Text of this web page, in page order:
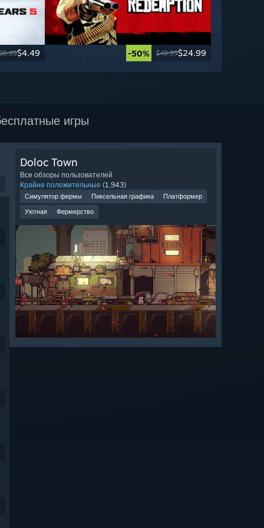
$4.49 -50% $49.99$24.99
игры
Doloc Town
Все обзоры пользователей
Крайне положительные (1,943)
Симулятор фермы Пиксельная графика
Платформер
Уютная
Фермерство